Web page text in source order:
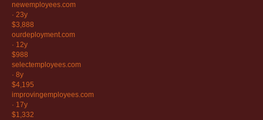
newemployees.com
· 23y
$3,888
ourdeployment.com
· 12y
$988
selectemployees.com
· 8y
$4,195
improvingemployees.com
· 17y
$1,332